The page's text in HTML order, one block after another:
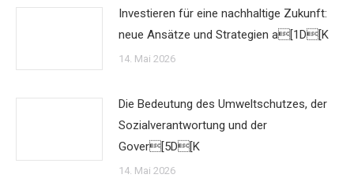
Investieren für eine nachhaltige Zukunft:
neue Ansätze und Strategien a[1D[K
14. Mai 2026
Die Bedeutung des Umweltschutzes, der
Sozialverantwortung und der
Gover[5D[K
14. Mai 2026